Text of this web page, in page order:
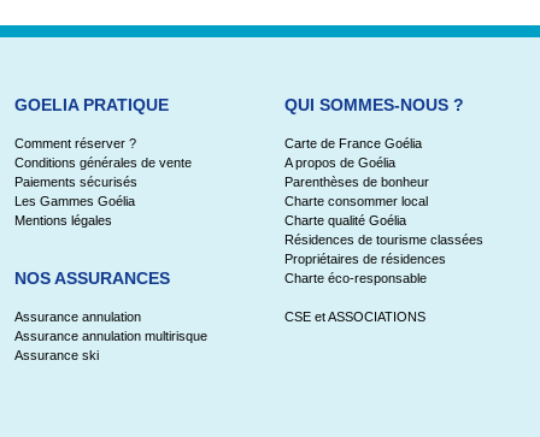
GOELIA PRATIQUE
Comment réserver ?
Conditions générales de vente
Paiements sécurisés
Les Gammes Goélia
Mentions légales
NOS ASSURANCES
Assurance annulation
Assurance annulation multirisque
Assurance ski
QUI SOMMES-NOUS ?
Carte de France Goélia
A propos de Goélia
Parenthèses de bonheur
Charte consommer local
Charte qualité Goélia
Résidences de tourisme classées
Propriétaires de résidences
Charte éco-responsable
CSE et ASSOCIATIONS